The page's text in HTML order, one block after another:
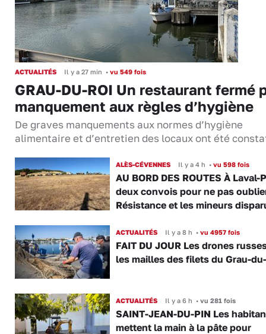
ACTUALITÉS Il y a 27 min • vu 549 fois
GRAU-DU-ROI Un restaurant fermé
manquement aux règles d’hygiène
De graves manquements aux normes d’hygiène
alimentaire et d’entretien des locaux ont été
ALÈS-CÉVENNES Il y a 4 h •vu 598 fois
AU BORD DES ROUTES À Laval-
deux convois pour ne pas
Résistance et les mineurs
ACTUALITÉS Il y a 8 h •vu 4957 fois
FAIT DU JOUR Les drones
les mailles des filets du Grau-
ACTUALITÉS Il y a 6 h •vu 281 fois
SAINT-JEAN-DU-PIN Les
mettent la main à la pâte pour